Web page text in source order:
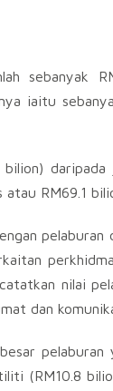
sebanyak
iaitu
RM69.1
pelaburan
nilai
dan
pelaburan
(RM10.8